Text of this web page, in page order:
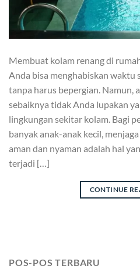
Membuat kolam renang di
Anda bisa menghabiskan waktu
tanpa harus bepergian. Namun,
sebaiknya tidak Anda lupakan
lingkungan sekitar kolam. Bagi
banyak anak-anak kecil,
aman dan nyaman adalah hal
terjadi […]
CONTINUE
POS-POS TERBARU